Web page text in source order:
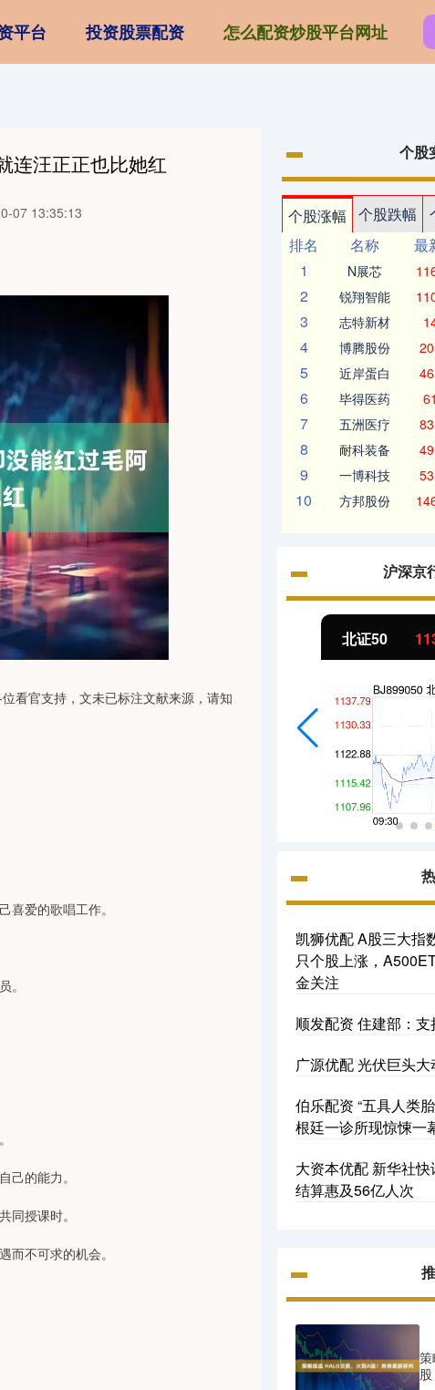
平台 投资股票配资 怎么配资炒股平台网址
连汪正正也比她红
07 13:35:13
看官支持，文未已标注文献来源，请知
爱的歌唱工作。
。
己的能力。
同授课时。
而不可求的机会。
个股
个股涨幅 个股跌幅
排名
名称 最
1
N展芯
2 锐翔智能
3 志特新材
4 博腾股份
5 近岸蛋白
6 毕得医药
7 五洲医疗
8 耐科装备
9 一博科技
10 方邦股份
沪深京
深300 4694.44 北证50
凯狮优配 A股三大指
只个股上涨，
金关注
顺发配资 住建部：
广源优配 光伏巨头大
伯乐配资 “五具人类
根廷一诊所现惊悚一
大资本优配 新华社
结算惠及56亿人次